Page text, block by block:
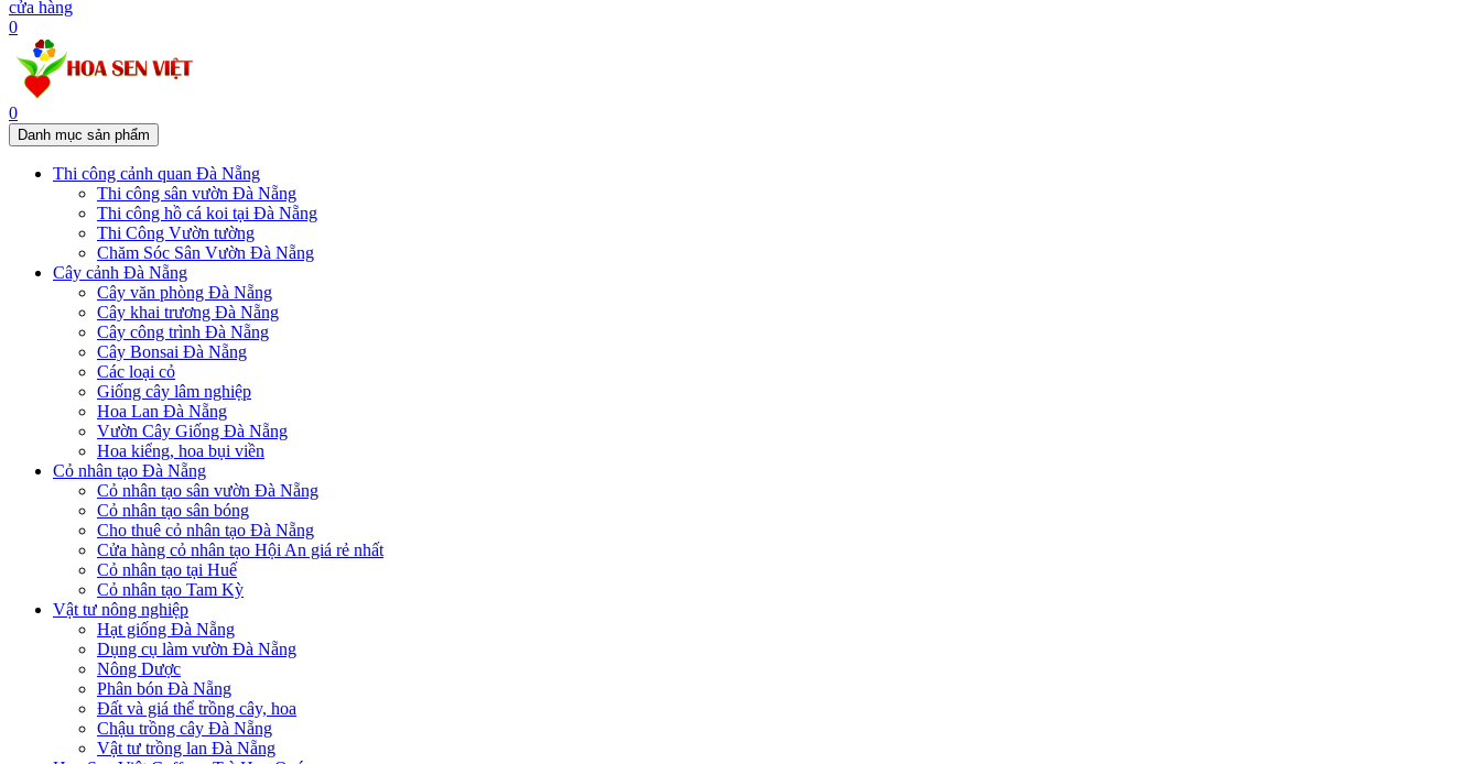
cửa hàng
0
0
Danh mục sản phẩm
Thi công cảnh quan Đà Nẵng
Thi công sân vườn Đà Nẵng
Thi công hồ cá koi tại Đà Nẵng
Thi Công Vườn tường
Chăm Sóc Sân Vườn Đà Nẵng
Cây cảnh Đà Nẵng
Cây văn phòng Đà Nẵng
Cây khai trương Đà Nẵng
Cây công trình Đà Nẵng
Cây Bonsai Đà Nẵng
Các loại cỏ
Giống cây lâm nghiệp
Hoa Lan Đà Nẵng
Vườn Cây Giống Đà Nẵng
Hoa kiểng, hoa bụi viền
Cỏ nhân tạo Đà Nẵng
Cỏ nhân tạo sân vườn Đà Nẵng
Cỏ nhân tạo sân bóng
Cho thuê cỏ nhân tạo Đà Nẵng
Cửa hàng cỏ nhân tạo Hội An giá rẻ nhất
Cỏ nhân tạo tại Huế
Cỏ nhân tạo Tam Kỳ
Vật tư nông nghiệp
Hạt giống Đà Nẵng
Dụng cụ làm vườn Đà Nẵng
Nông Dược
Phân bón Đà Nẵng
Đất và giá thể trồng cây, hoa
Chậu trồng cây Đà Nẵng
Vật tư trồng lan Đà Nẵng